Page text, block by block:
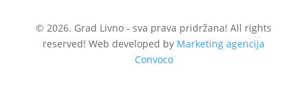
© 2026. Grad Livno - sva prava pridržana! All rights
reserved! Web developed by Marketing agencija
Convoco